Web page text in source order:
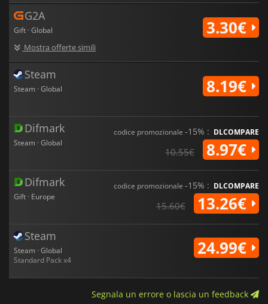
G2A
Gift · Global
Mostra offerte simili
3.30€
Steam
Steam · Global 8.19€
Difmark
Steam · Global
codice promozionale -15% : DLCOMPARE
10.55€ 8.97€
Difmark
Gift · Europe
codice promozionale -15% : DLCOMPARE
15.60€ 13.26€
Steam
Steam · Global
Standard Pack x4
24.99€
Segnala un errore o lascia un feedback